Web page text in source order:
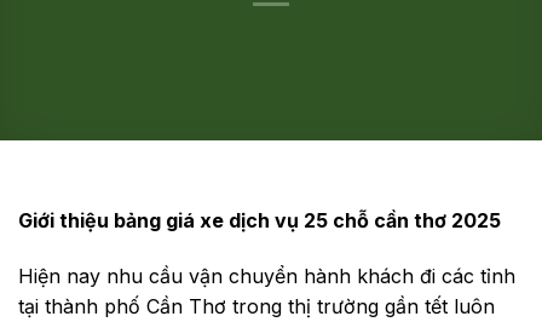
Giới thiệu bảng giá xe dịch vụ 25 chỗ cần thơ 2025
Hiện nay nhu cầu vận chuyển hành khách đi các tỉnh
tại thành phố Cần Thơ trong thị trường gần tết luôn